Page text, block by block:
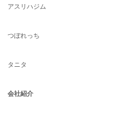
アスリハジム
つぼれっち
タニタ
会社紹介